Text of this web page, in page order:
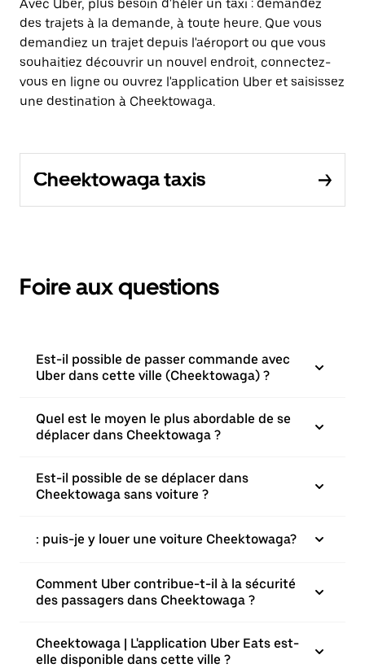
Avec Uber, plus besoin d'héler un taxi : demandez
des trajets à la demande, à toute heure. Que vous
demandiez un trajet depuis l'aéroport ou que vous
souhaitiez découvrir un nouvel endroit, connectez-
vous en ligne ou ouvrez l'application Uber et saisissez
une destination à Cheektowaga.
Cheektowaga taxis
Foire aux questions
Est-il possible de passer commande avec
Uber dans cette ville (Cheektowaga) ?
Quel est le moyen le plus abordable de se
déplacer dans Cheektowaga ?
Est-il possible de se déplacer dans
Cheektowaga sans voiture ?
: puis-je y louer une voiture Cheektowaga?
Comment Uber contribue-t-il à la sécurité
des passagers dans Cheektowaga ?
Cheektowaga | L'application Uber Eats est-
elle disponible dans cette ville ?